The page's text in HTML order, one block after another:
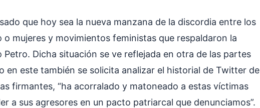
que hoy sea la nueva manzana de la discordia entre los
o mujeres y movimientos feministas que respaldaron la
Petro. Dicha situación se ve reflejada en otra de las partes
en este también se solicita analizar el historial de Twitter de
firmantes, “ha acorralado y matoneado a estas víctimas
a sus agresores en un pacto patriarcal que denunciamos”.